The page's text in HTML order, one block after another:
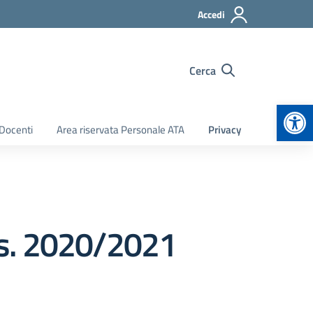
Accedi
Cerca
Area riservata Personale ATA Privacy
2020/2021